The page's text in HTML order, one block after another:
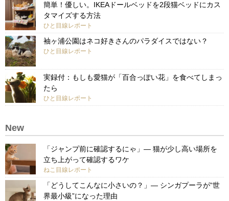
簡単！優しい。IKEAドールベッドを2段猫ベッドにカス
タマイズする方法
ひと目線レポート
袖ヶ浦公園はネコ好きさんのパラダイスではない？
ひと目線レポート
実録付：もしも愛猫が「百合っぽい花」を食べてしまっ
たら
ひと目線レポート
New
「ジャンプ前に確認するにゃ」— 猫が少し高い場所を
立ち上がって確認するワケ
ねこ目線レポート
「どうしてこんなに小さいの？」— シンガプーラが“世
界最小級”になった理由